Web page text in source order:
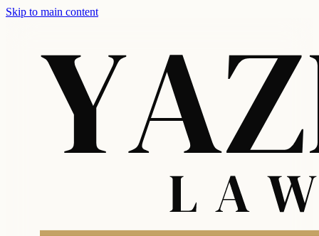
Skip to main content